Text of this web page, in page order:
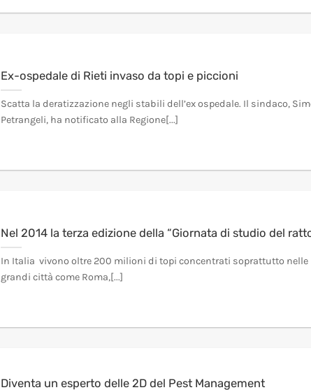
Ex-ospedale di Rieti invaso da topi e piccioni
Scatta la deratizzazione negli stabili dell’ex ospedale. Il sindaco,
Petrangeli, ha notificato alla Regione[...]
Nel 2014 la terza edizione della “Giornata di studio del
In Italia vivono oltre 200 milioni di topi concentrati soprattutto nelle
grandi città come Roma,[...]
Diventa un esperto delle 2D del Pest Management